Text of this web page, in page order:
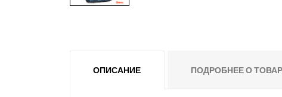
ОПИСАНИЕ ПОДРОБНЕЕ О